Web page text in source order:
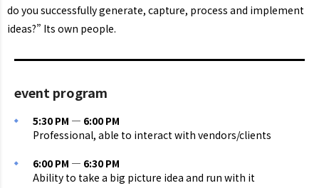
do you successfully generate, capture, process and implement
ideas?” Its own people.
event program
5:30 PM — 6:00 PM
Professional, able to interact with vendors/clients
6:00 PM — 6:30 PM
Ability to take a big picture idea and run with it